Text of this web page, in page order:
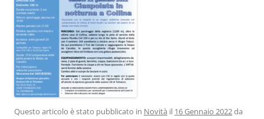
Questo articolo è stato pubblicato in Novità il 16 Gennaio 2022da